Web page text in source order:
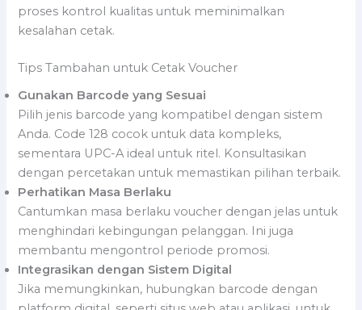
proses kontrol kualitas untuk meminimalkan
kesalahan cetak.
Tips Tambahan untuk Cetak Voucher
Gunakan Barcode yang Sesuai
Pilih jenis barcode yang kompatibel dengan sistem
Anda. Code 128 cocok untuk data kompleks,
sementara UPC-A ideal untuk ritel. Konsultasikan
dengan percetakan untuk memastikan pilihan terbaik.
Perhatikan Masa Berlaku
Cantumkan masa berlaku voucher dengan jelas untuk
menghindari kebingungan pelanggan. Ini juga
membantu mengontrol periode promosi.
Integrasikan dengan Sistem Digital
Jika memungkinkan, hubungkan barcode dengan